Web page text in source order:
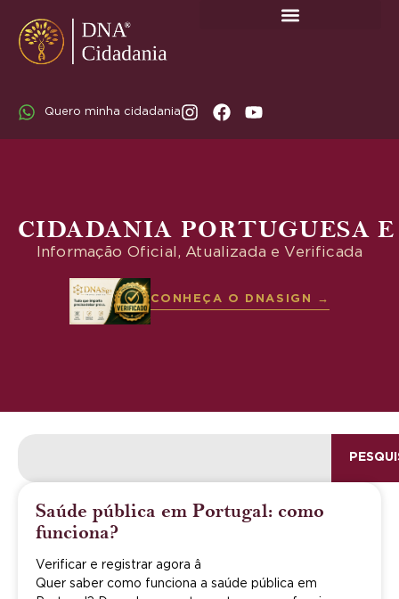
Quero minha cidadania
CIDADANIA PORTUGUESA
Informação Oficial, Atualizada e Verificada
CONHEÇA O DNASIGN →
Saúde pública em Portugal: como
funciona?
Verificar e registrar agora â
Quer saber como funciona a saúde pública em